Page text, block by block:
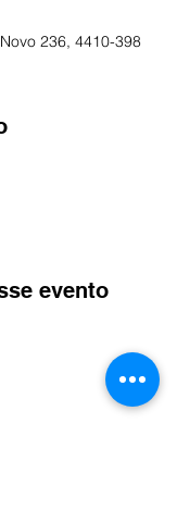
236, 4410-398
evento